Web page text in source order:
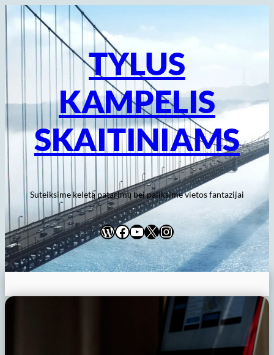
Eiti
turinio
TYLUS
KAMPELIS
SKAITINIAMS
Suteiksime keletą patarimų bei paliksime vietos fantazijai
WordPress
Facebook
YouTube
X Instagram